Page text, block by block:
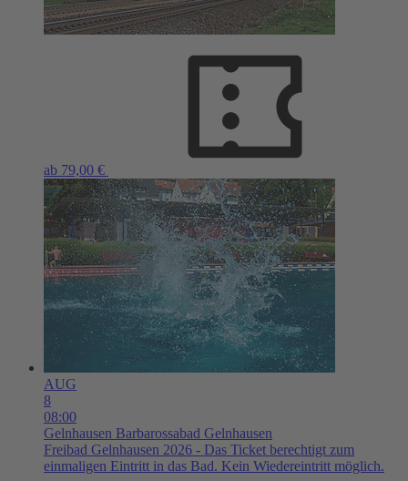
ab 79,00 €
AUG
8
08:00
Gelnhausen Barbarossabad Gelnhausen
Freibad Gelnhausen 2026 - Das Ticket berechtigt zum
einmaligen Eintritt in das Bad. Kein Wiedereintritt möglich.